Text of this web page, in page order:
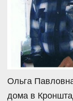
Ольга
дома в